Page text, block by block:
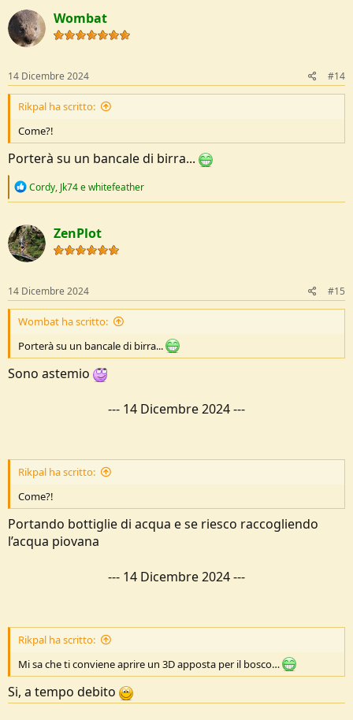
c
t
i
o
s
:
Wombat
14 Dicembre 2024 #14
Rikpal ha scritto:
Come?!
Porterà su un bancale di birra...
R
c
t
i
o
s
:
Cordy, Jk74ewhitefeather
ZenPlot
14 Dicembre 2024 #15
Wombat ha scritto:
Porterà su un bancale di birra...
Sono astemio
--- 14 Dicembre 2024---
Rikpal ha scritto:
Come?!
Portando bottiglie di acqua e se riesco raccogliendo
l’acqua piovana
--- 14 Dicembre 2024---
Rikpal ha scritto:
Mi sa che ti conviene aprire un 3D apposta per il bosco…
Si, a tempo debito